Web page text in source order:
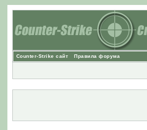
Counter-Strike сайт Правила форума